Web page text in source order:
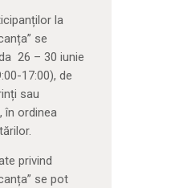
la
se
26 – 30 iunie
17:00), de
sau
în ordinea
privind
se pot